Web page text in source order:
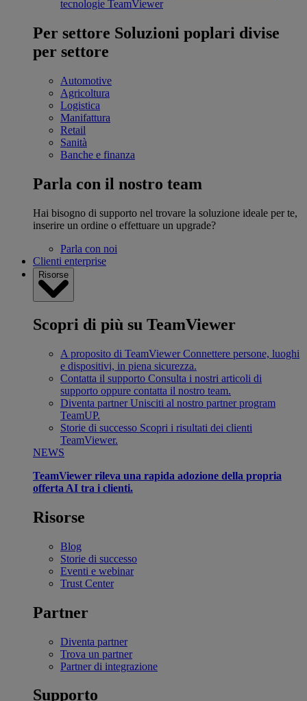
tecnologie TeamViewer
Per settore Soluzioni poplari divise
per settore
Automotive
Agricoltura
Logistica
Manifattura
Retail
Sanità
Banche e finanza
Parla con il nostro team
Hai bisogno di supporto nel trovare la soluzione ideale per te,
inserire un ordine o effettuare un upgrade?
Parla con noi
Clienti enterprise
Risorse
Scopri di più su TeamViewer
A proposito di TeamViewer Connettere persone, luoghi
e dispositivi, in piena sicurezza.
Contatta il supporto Consulta i nostri articoli di
supporto oppure contatta il nostro team.
Diventa partner Unisciti al nostro partner program
TeamUP.
Storie di successo Scopri i risultati dei clienti
TeamViewer.
NEWS
TeamViewer rileva una rapida adozione della propria
offerta AI tra i clienti.
Risorse
Blog
Storie di successo
Eventi e webinar
Trust Center
Partner
Diventa partner
Trova un partner
Partner di integrazione
Supporto